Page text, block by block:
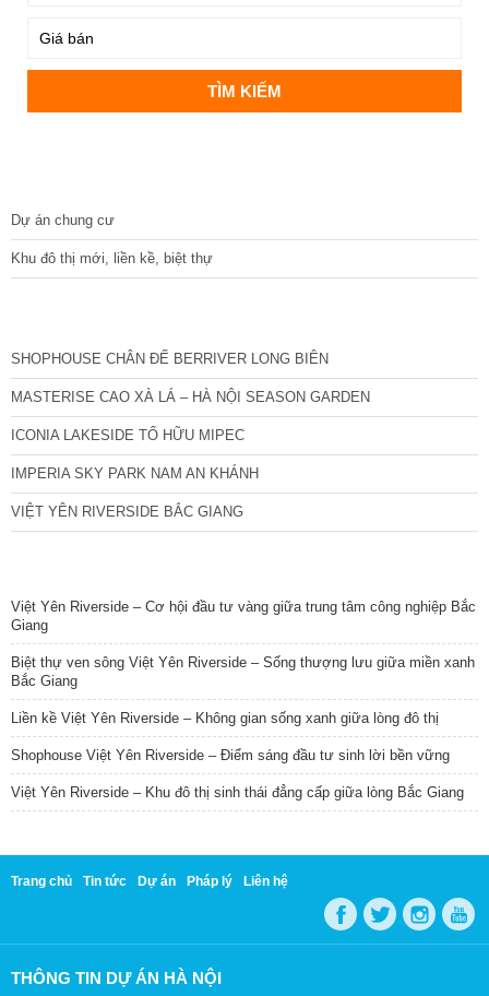
Dự án chung cư
Khu đô thị mới, liền kề, biệt thự
SHOPHOUSE CHÂN ĐẾ BERRIVER LONG BIÊN
MASTERISE CAO XÀ LÁ – HÀ NỘI SEASON GARDEN
ICONIA LAKESIDE TỐ HỮU MIPEC
IMPERIA SKY PARK NAM AN KHÁNH
VIỆT YÊN RIVERSIDE BẮC GIANG
Việt Yên Riverside – Cơ hội đầu tư vàng giữa trung tâm công nghiệp Bắc
Giang
Biệt thự ven sông Việt Yên Riverside – Sống thượng lưu giữa miền xanh
Bắc Giang
Liền kề Việt Yên Riverside – Không gian sống xanh giữa lòng đô thị
Shophouse Việt Yên Riverside – Điểm sáng đầu tư sinh lời bền vững
Việt Yên Riverside – Khu đô thị sinh thái đẳng cấp giữa lòng Bắc Giang
Trang chủ Tin tức Dự án Pháp lý Liên hệ
THÔNG TIN DỰ ÁN HÀ NỘI